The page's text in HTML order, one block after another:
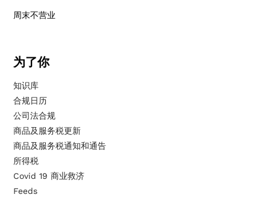
周末不营业
为了你
知识库
合规日历
公司法合规
商品及服务税更新
商品及服务税通知和通告
所得税
Covid 19 商业救济
Feeds